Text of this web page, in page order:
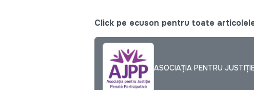
Click pe ecuson pentru toate
ASOCIAȚIA PENTRU